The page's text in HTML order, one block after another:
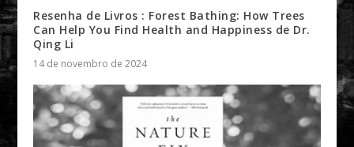
Resenha de Livros : Forest Bathing: How Trees
Can Help You Find Health and Happiness de Dr.
Qing Li
14 de novembro de 2024